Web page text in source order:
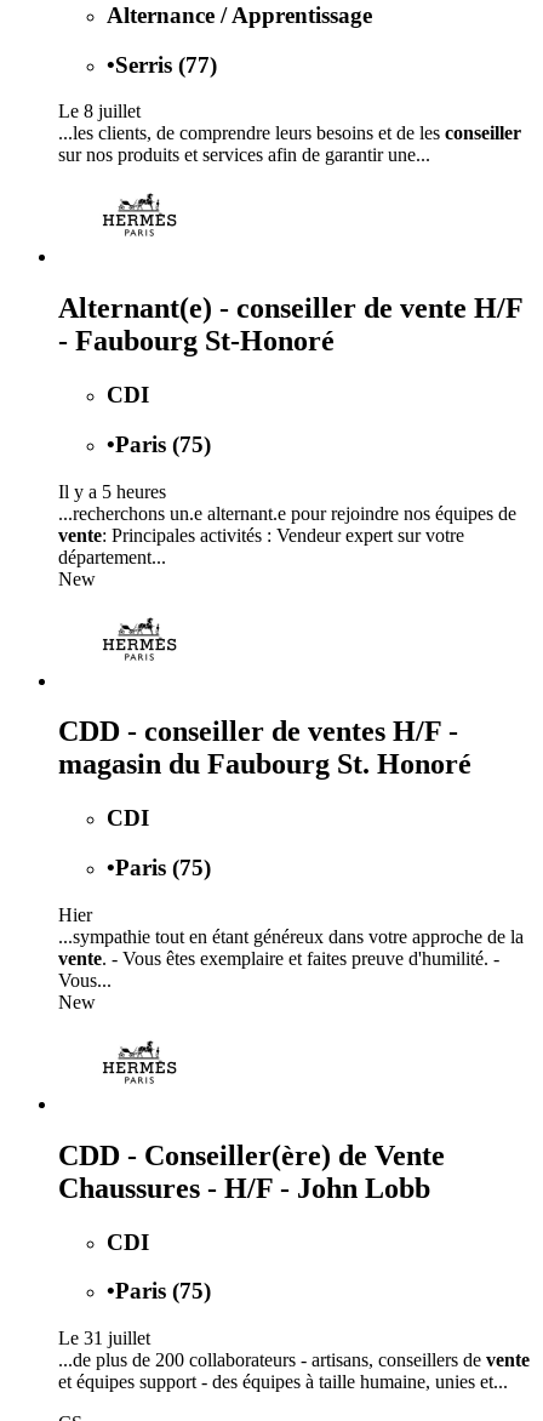
Alternance / Apprentissage
•Serris (77)
Le 8 juillet
...les clients, de comprendre leurs besoins et de les conseiller
sur nos produits et services afin de garantir une...
Alternant(e) - conseiller de vente H/F
- Faubourg St-Honoré
CDI
•Paris (75)
Il y a 5 heures
...recherchons un.e alternant.e pour rejoindre nos équipes de
vente: Principales activités : Vendeur expert sur votre
département...
New
CDD - conseiller de ventes H/F -
magasin du Faubourg St. Honoré
CDI
•Paris (75)
Hier
...sympathie tout en étant généreux dans votre approche de la
vente. - Vous êtes exemplaire et faites preuve d'humilité. -
Vous...
New
CDD - Conseiller(ère) de Vente
Chaussures - H/F - John Lobb
CDI
•Paris (75)
Le 31 juillet
...de plus de 200 collaborateurs - artisans, conseillers de vente
et équipes support - des équipes à taille humaine, unies et...